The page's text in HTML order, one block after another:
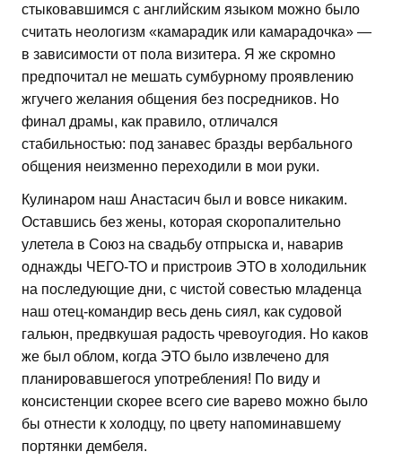
стыковавшимся с английским языком можно было
считать неологизм «камарадик или камарадочка» —
в зависимости от пола визитера. Я же скромно
предпочитал не мешать сумбурному проявлению
жгучего желания общения без посредников. Но
финал драмы, как правило, отличался
стабильностью: под занавес бразды вербального
общения неизменно переходили в мои руки.
Кулинаром наш Анастасич был и вовсе никаким.
Оставшись без жены, которая скоропалительно
улетела в Союз на свадьбу отпрыска и, наварив
однажды ЧЕГО-ТО и пристроив ЭТО в холодильник
на последующие дни, с чистой совестью младенца
наш отец-командир весь день сиял, как судовой
гальюн, предвкушая радость чревоугодия. Но каков
же был облом, когда ЭТО было извлечено для
планировавшегося употребления! По виду и
консистенции скорее всего сие варево можно было
бы отнести к холодцу, по цвету напоминавшему
портянки дембеля.